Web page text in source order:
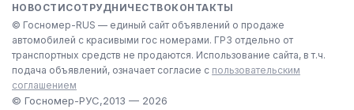
© Госномер-RUS — единый сайт объявлений о продаже
автомобилей с красивыми гос номерами. ГРЗ отдельно от
транспортных средств не продаются. Использование сайта, в т.ч.
подача объявлений, означает согласие с пользовательским
соглашением
НОВОСТИСОТРУДНИЧЕСТВОКОНТАКТЫ
© Госномер-РУС,2013 — 2026